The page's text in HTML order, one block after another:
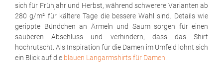
sich für Frühjahr und Herbst, während schwerere Varianten ab
280 g/m² für kältere Tage die bessere Wahl sind. Details wie
gerippte Bündchen an Ärmeln und Saum sorgen für einen
sauberen Abschluss und verhindern, dass das Shirt
hochrutscht. Als Inspiration für die Damen im Umfeld lohnt sich
ein Blick auf die blauen Langarmshirts für Damen